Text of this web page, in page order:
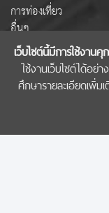
เว็บไซต์นี้มีการใช้งาน
ใช้งานเว็บไซต์ได้อย่
ศึกษารายละเอียดเพิ่ม
การท่องเที่ยว
อื่นๆ
COPYRIGHT © 2022 สำ